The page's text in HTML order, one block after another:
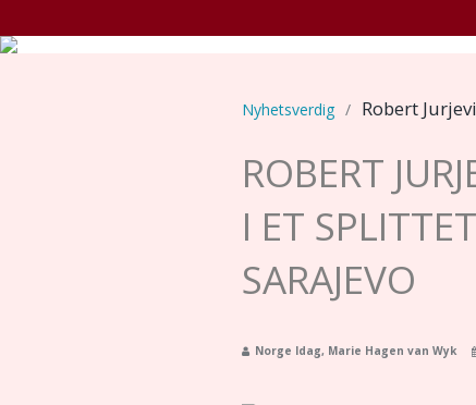
Nyhetsverdig / Robert
ROBERT
I ET
SARAJEVO
Norge Idag, Marie Hagen van Wyk